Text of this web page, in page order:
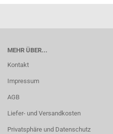
MEHR ÜBER...
Kontakt
Impressum
AGB
Liefer- und Versandkosten
Privatsphäre und Datenschutz